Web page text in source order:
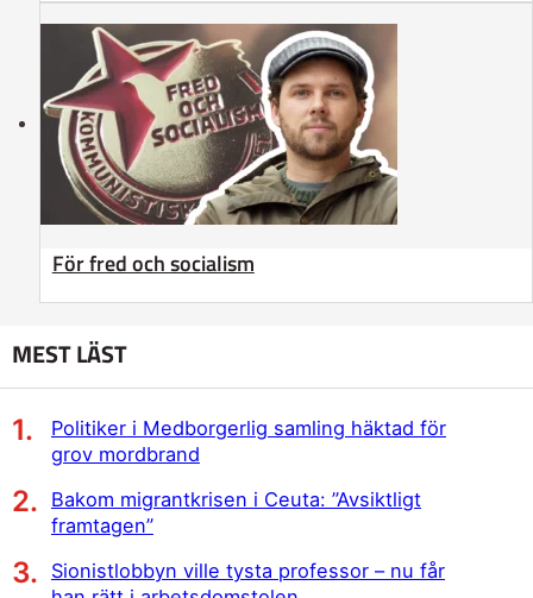
För fred och socialism
MEST LÄST
Politiker i Medborgerlig samling häktad för
grov mordbrand
Bakom migrantkrisen i Ceuta: ”Avsiktligt
framtagen”
Sionistlobbyn ville tysta professor – nu får